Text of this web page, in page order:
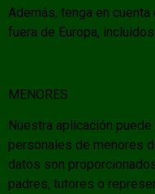
Además, tenga en
fuera de Europa,
MENORES
Nuestra aplicación
personales de menores
datos son
padres, tutores o